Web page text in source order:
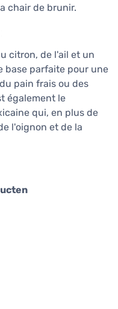
chair de brunir.
citron, de l'ail et un
base parfaite pour une
pain frais ou des
également le
qui, en plus de
l'oignon et de la